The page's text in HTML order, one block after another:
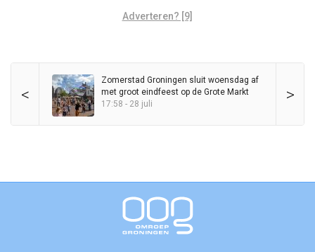
Adverteren? [9]
< >
Zomerstad Groningen sluit woensdag af
met groot eindfeest op de Grote Markt
17:58 - 28 juli